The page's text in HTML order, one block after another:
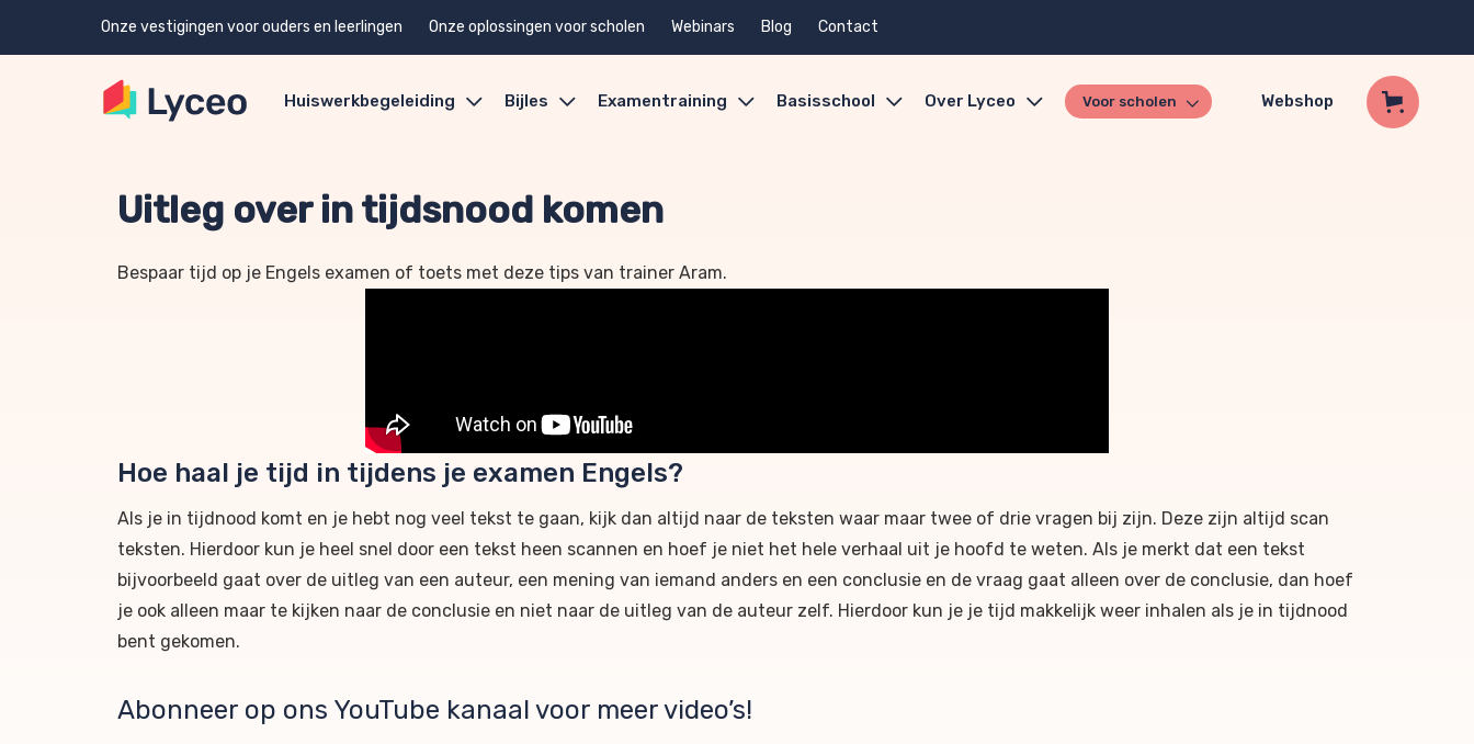
Onze vestigingen voor ouders en leerlingen Onze oplossingen voor scholen Webinars Blog Contact
Huiswerkbegeleiding Bijles Examentraining Basisschool Over Lyceo Voor scholen Webshop
Uitleg over in tijdsnood komen
Bespaar tijd op je Engels examen of toets met deze tips van trainer Aram.
Hoe haal je tijd in tijdens je examen Engels?
Als je in tijdnood komt en je hebt nog veel tekst te gaan, kijk dan altijd naar de teksten waar maar twee of drie vragen bij zijn. Deze zijn altijd scan
teksten. Hierdoor kun je heel snel door een tekst heen scannen en hoef je niet het hele verhaal uit je hoofd te weten. Als je merkt dat een tekst
bijvoorbeeld gaat over de uitleg van een auteur, een mening van iemand anders en een conclusie en de vraag gaat alleen over de conclusie, dan hoef
je ook alleen maar te kijken naar de conclusie en niet naar de uitleg van de auteur zelf. Hierdoor kun je je tijd makkelijk weer inhalen als je in tijdnood
bent gekomen.
Abonneer op ons YouTube kanaal voor meer video’s!